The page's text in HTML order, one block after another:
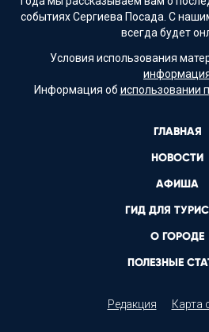
событиях Сергиева Посада. С
всегда будет
Условия использования
Информация об использовании
ГЛАВНАЯ
НОВОСТИ
АФИША
ГИД ДЛЯ
О ГОРОДЕ
ПОЛЕЗНЫЕ
Редакция Карта